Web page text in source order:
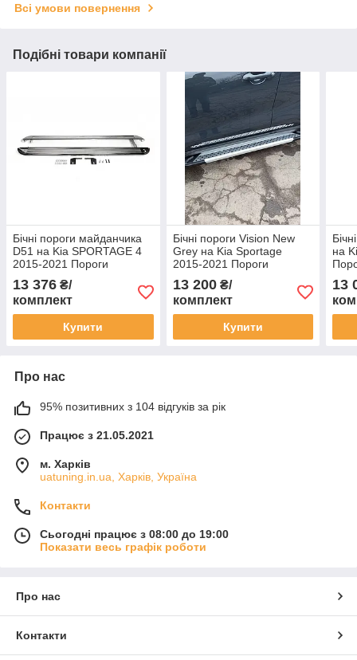
Всі умови повернення
Подібні товари компанії
Бічні пороги майданчика
D51 на Kia SPORTAGE 4
2015-2021 Пороги
майданчика з листом КІА
Спортейдж
13 376 ₴/
комплект
Купити
Бічні пороги Vision New
Grey на Kia Sportage
2015-2021 Пороги
майданчика Кіа
Спортейдж 2 шт.
13 200₴/
комплект
Купити
на
13
Про нас
95% позитивних з 104 відгуків за рік
Працює з 21.05.2021
м. Харків
uatuning.in.ua, Харків, Україна
Контакти
Сьогодні працює з 08:00 до 19:00
Показати весь графік роботи
Про нас
Контакти